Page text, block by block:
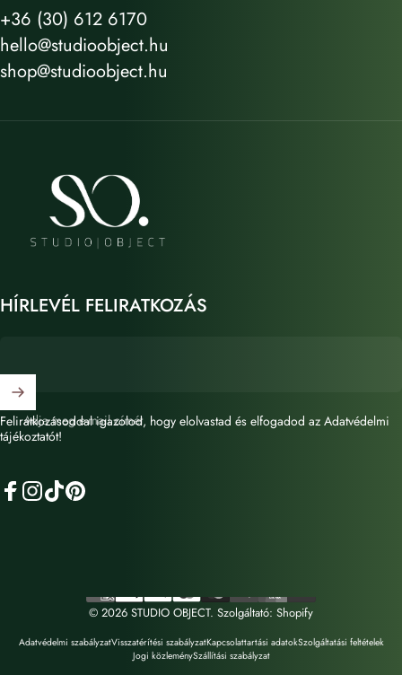
+36 (30) 612 6170
hello@studioobject.hu
shop@studioobject.hu
STUDIO OBJECT
HÍRLEVÉL FELIRATKOZÁS
Adja meg e-mail címét
Feliratkozásoddal igazolod, hogy elolvastad és elfogadod az Adatvédelmi
tájékoztatót!
© 2026 STUDIO OBJECT. Szolgáltató: Shopify
Adatvédelmi szabályzatVisszatérítési szabályzatKapcsolattartási adatokSzolgáltatási feltételek
Jogi közleménySzállítási szabályzat